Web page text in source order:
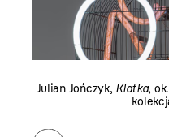
Julian Jończyk, Klatka,